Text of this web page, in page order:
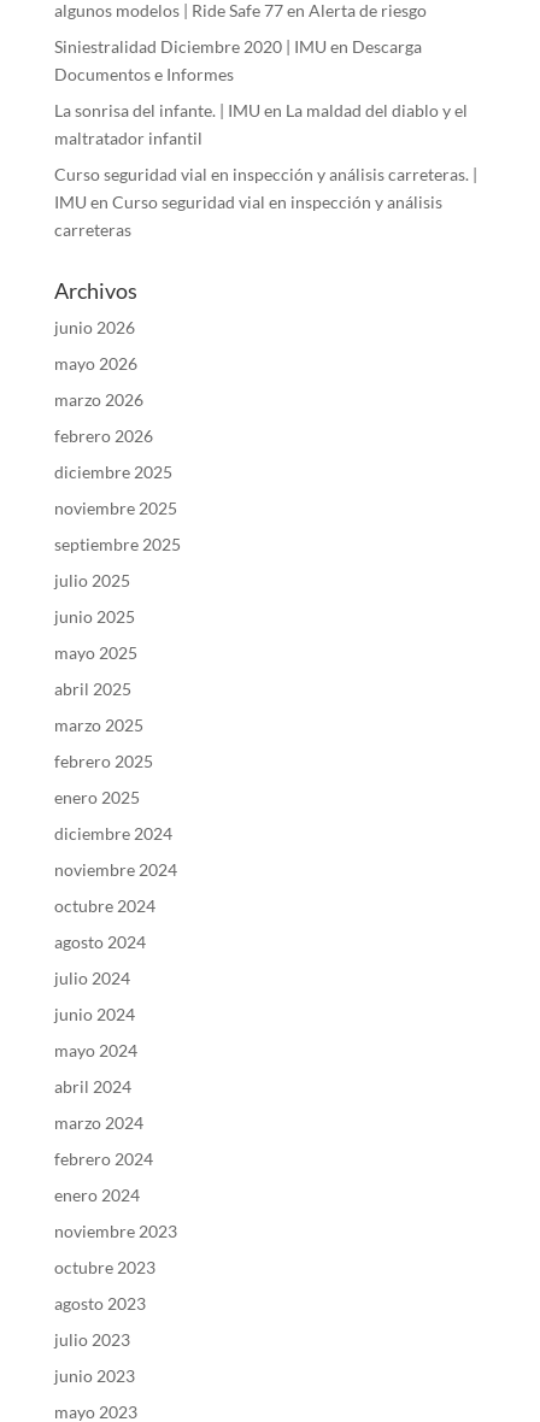
algunos modelos | Ride Safe 77en Alerta de riesgo
Siniestralidad Diciembre 2020 | IMU en Descarga
Documentos e Informes
La sonrisa del infante. | IMU en La maldad del diablo y el
maltratador infantil
Curso seguridad vial en inspección y análisis carreteras. |
IMU en Curso seguridad vial en inspección y análisis
carreteras
Archivos
junio 2026
mayo 2026
marzo 2026
febrero 2026
diciembre 2025
noviembre 2025
septiembre 2025
julio 2025
junio 2025
mayo 2025
abril 2025
marzo 2025
febrero 2025
enero 2025
diciembre 2024
noviembre 2024
octubre 2024
agosto 2024
julio 2024
junio 2024
mayo 2024
abril 2024
marzo 2024
febrero 2024
enero 2024
noviembre 2023
octubre 2023
agosto 2023
julio 2023
junio 2023
mayo 2023